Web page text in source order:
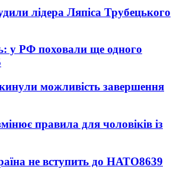
лідера Ляпіса Трубецького
у РФ поховали ще одного
можливість завершення
правила для чоловіків із
не вступить до НАТО8639